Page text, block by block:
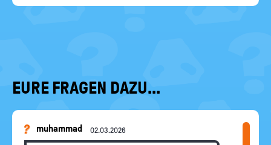
EURE FRAGEN DAZU...
muhammad 02.03.2026